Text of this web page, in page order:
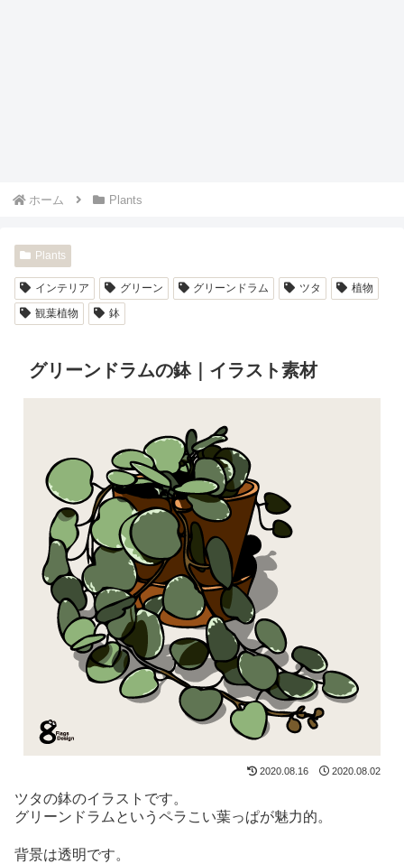
ホーム Plants
Plants
インテリア グリーン グリーンドラム ツタ
植物
観葉植物
鉢
グリーンドラムの鉢｜イラスト素材
2020.08.16 2020.08.02
ツタの鉢のイラストです。
グリーンドラムというペラこい葉っぱが魅力的。
背景は透明です。